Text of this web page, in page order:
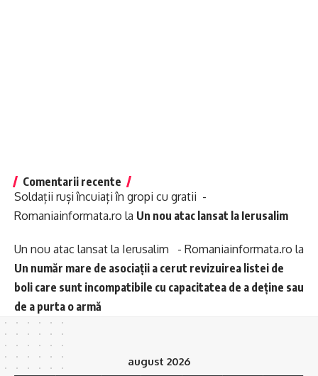
Comentarii recente
Soldații ruși încuiați în gropi cu gratii -
Romaniainformata.ro la Un nou atac lansat la Ierusalim
Un nou atac lansat la Ierusalim - Romaniainformata.ro la
Un număr mare de asociații a cerut revizuirea listei de
boli care sunt incompatibile cu capacitatea de a deține sau
de a purta o armă
august 2026